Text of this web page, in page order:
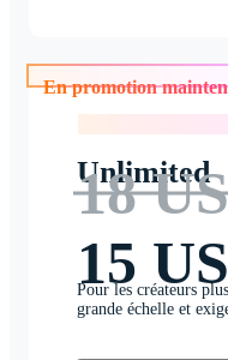
En promotion maintenant !
Unlimited
18
15
Pour les créateurs
grande échelle et